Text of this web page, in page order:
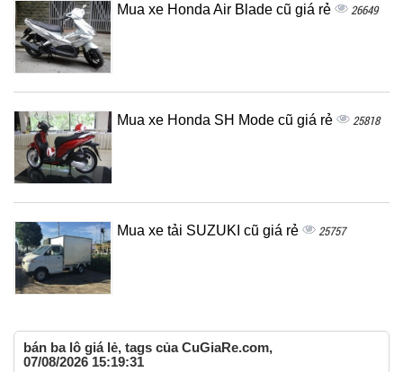
Mua xe Honda Air Blade cũ giá rẻ 26649
Mua xe Honda SH Mode cũ giá rẻ 25818
Mua xe tải SUZUKI cũ giá rẻ 25757
bán ba lô giá lẻ, tags của CuGiaRe.com,
07/08/2026 15:19:31